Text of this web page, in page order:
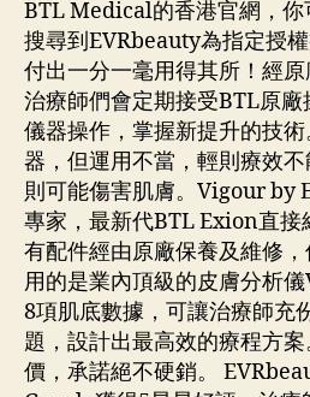
BTL Medical的香港官網，你
搜尋到EVRbeauty為指定授
付出一分一毫用得其所！經
治療師們會定期接受BTL原
儀器操作，掌握新提升的技
器，但運用不當，輕則療效
則可能傷害肌膚。Vigour by
專家，最新代BTL Exion直接
有配件經由原廠保養及維修
用的是業內頂級的皮膚分析
8項肌底數據，可讓治療師充
題，設計出最高效的療程方
價，承諾絕不硬銷。